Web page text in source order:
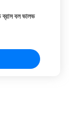
বল ভালভ